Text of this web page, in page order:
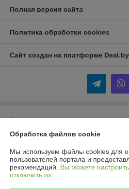
Полная версия сайта
Политика обработки cookies
Сайт создан на платформе Deal.by
Информация для покупателя
Юридическое лицо:Общество с
Республика Беларусь, г. Минск, 220073,
Регистрационный номер ЕГР: 192166430
Обработка файлов cookie
Мы используем файлы cookies для
пользователей портала и
рекомендаций. Вы можете
отключить их.